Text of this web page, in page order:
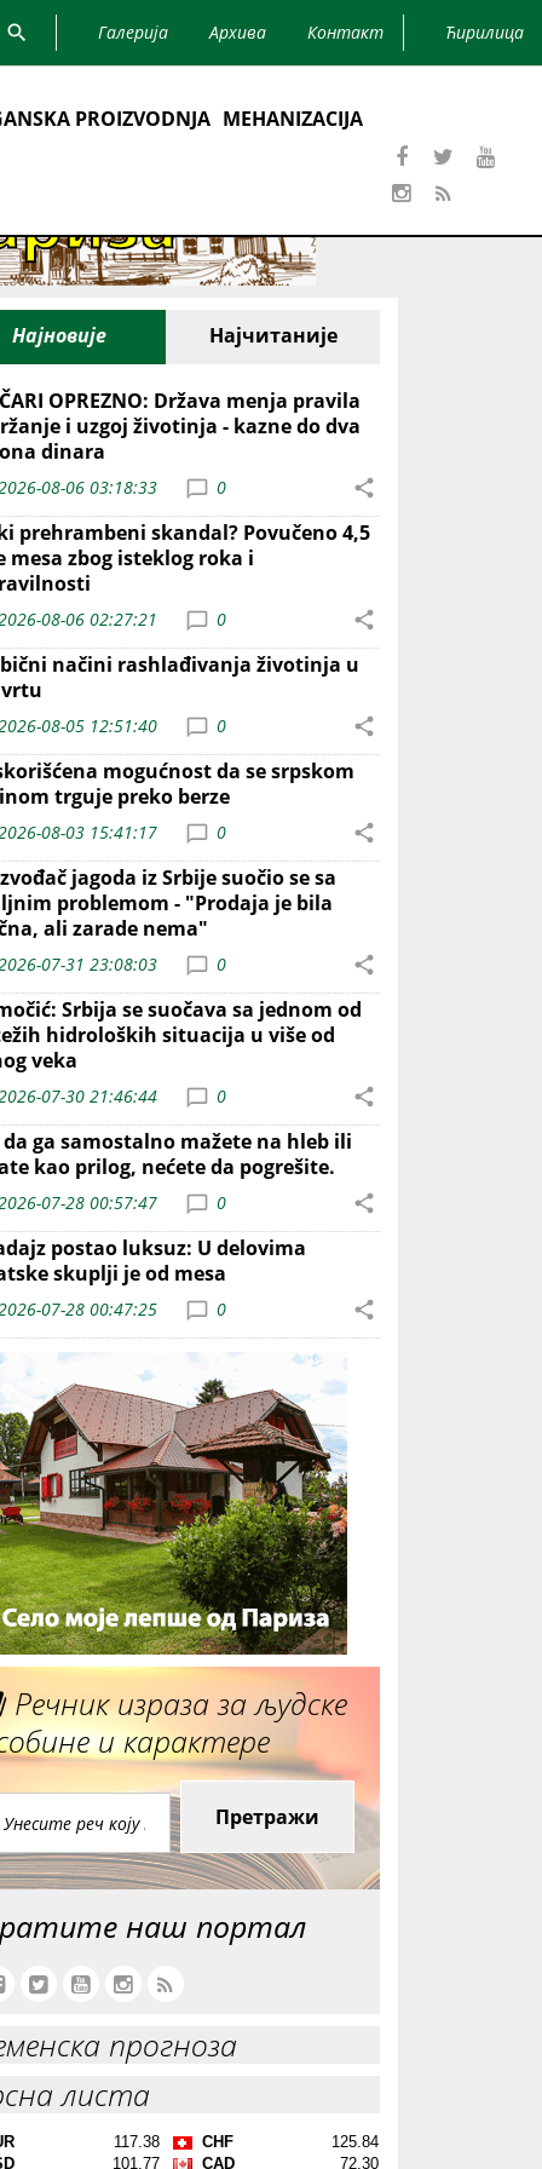
Галерија Архива Контакт Ћирилица
PROIZVODNJA MEHANIZACIJA
Најновије Најчитаније
OPREZNO: Država menja pravila
i uzgoj životinja - kazne do dva
dinara
08-06 03:18:33 0
prehrambeni skandal? Povučeno 4,5
mesa zbog isteklog roka i
08-06 02:27:21 0
načini rashlađivanja životinja u
vrtu
08-05 12:51:40 0
mogućnost da se srpskom
trguje preko berze
08-03 15:41:17 0
jagoda iz Srbije suočio se sa
problemom - "Prodaja je bila
ali zarade nema"
07-31 23:08:03 0
Srbija se suočava sa jednom od
hidroloških situacija u više od
veka
07-30 21:46:44 0
ga samostalno mažete na hleb ili
kao prilog, nećete da pogrešite.
07-28 00:57:47 0
postao luksuz: U delovima
skuplji je od mesa
07-28 00:47:25 0
Речник израза за људске
и карактере
Претражи
наш портал
прогноза
листа